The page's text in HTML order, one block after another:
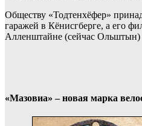
Обществу «Тодтенхёфер»
гаражей в Кёнисгберге, а его
Алленштайне (сейчас Ольштын)
«Мазовиа» – новая марка